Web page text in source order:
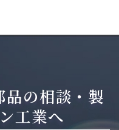
品の相談・製
工業へ